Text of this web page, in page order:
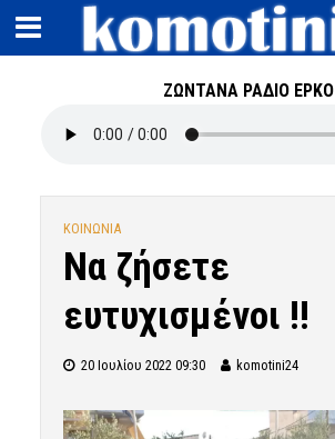
ΖΩΝΤΑΝΑ ΡΑΔΙΟ ΕΡΚΟ
ΚΟΙΝΩΝΙΑ
Να ζήσετε
ευτυχισμένοι !!
20 Ιουλίου 2022 09:30 komotini24